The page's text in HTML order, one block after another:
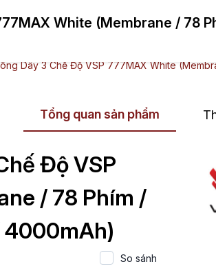
Giới thiệu Tin tức
White (Membrane / 78
Dây 3 Chế Độ VSP 777MAX White
Tổng quan sản phẩm
Độ VSP
/ 78 Phím /
4000mAh)
So sánh